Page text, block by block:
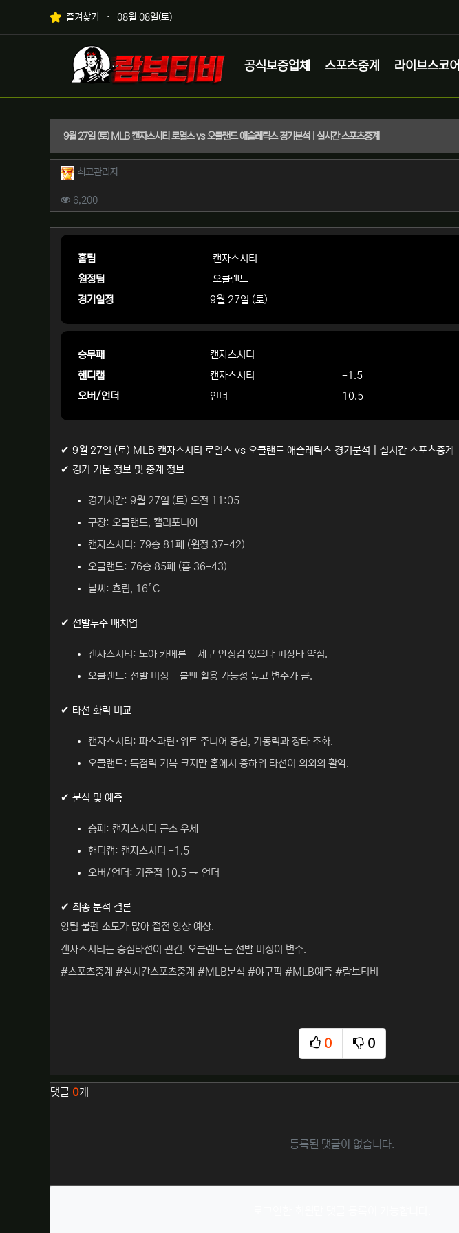
상단 네비즐겨찾기 08월 08일(토)
로고
공식보증업체 스포츠중계 라이브스코어
9월 27일 (토) MLB 캔자스시티 로열스 vs 오클랜드 애슬레틱스 경기분석 | 실시간 스포츠중계
작성자 정보
최고관리자작성
컨텐츠 정보
6,200조회
본문
홈팀
캔자스시티
원정팀
오클랜드
경기일정
9월 27일 (토)
승무패 캔자스시티
핸디캡
캔자스시티 -1.5
오버/언더
언더 10.5
✔ 9월 27일 (토) MLB 캔자스시티 로열스 vs 오클랜드 애슬레틱스 경기분석 | 실시간 스포츠중계
✔ 경기 기본 정보 및 중계 정보
경기시간: 9월 27일 (토) 오전 11:05
구장: 오클랜드, 캘리포니아
캔자스시티: 79승 81패 (원정 37-42)
오클랜드: 76승 85패 (홈 36-43)
날씨: 흐림, 16°C
✔ 선발투수 매치업
캔자스시티: 노아 카메론 – 제구 안정감 있으나 피장타 약점.
오클랜드: 선발 미정 – 불펜 활용 가능성 높고 변수가 큼.
✔ 타선 화력 비교
캔자스시티: 파스콰틴·위트 주니어 중심, 기동력과 장타 조화.
오클랜드: 득점력 기복 크지만 홈에서 중하위 타선이 의외의 활약.
✔ 분석 및 예측
승패: 캔자스시티 근소 우세
핸디캡: 캔자스시티 -1.5
오버/언더: 기준점 10.5 → 언더
✔ 최종 분석 결론
양팀 불펜 소모가 많아 접전 양상 예상.
캔자스시티는 중심타선이 관건, 오클랜드는 선발 미정이 변수.
#스포츠중계 #실시간스포츠중계 #MLB분석 #야구픽 #MLB예측 #람보티비
0
추천
0
비추천
관련자료
댓글 0개
등록된 댓글이 없습니다.